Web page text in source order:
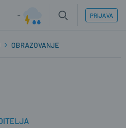
- PRIJAVA
OBRAZOVANJE